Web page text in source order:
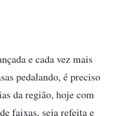
e cada vez mais
pedalando, é preciso
da região, hoje com
faixas, seja refeita e